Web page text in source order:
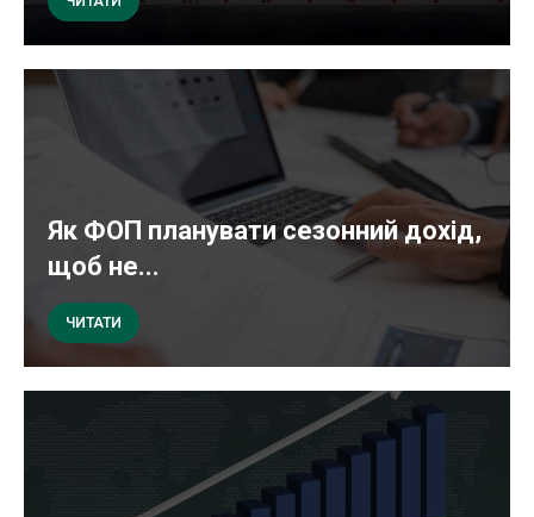
Як ФОП планувати сезонний дохід,
щоб не...
ЧИТАТИ